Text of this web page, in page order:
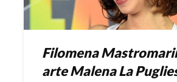
Filomena
arte Malena La